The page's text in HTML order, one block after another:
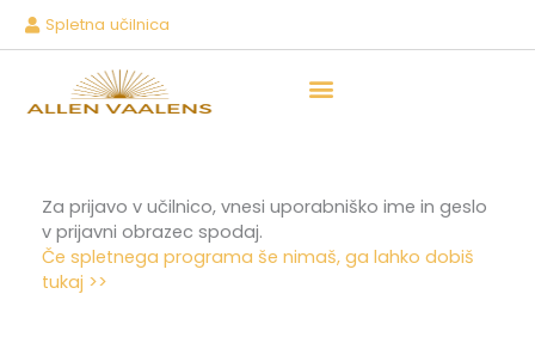
Skip
Spletna učilnica
Za prijavo v učilnico, vnesi uporabniško ime in geslo
v prijavni obrazec spodaj.
Če spletnega programa še nimaš, ga lahko dobiš
tukaj >>